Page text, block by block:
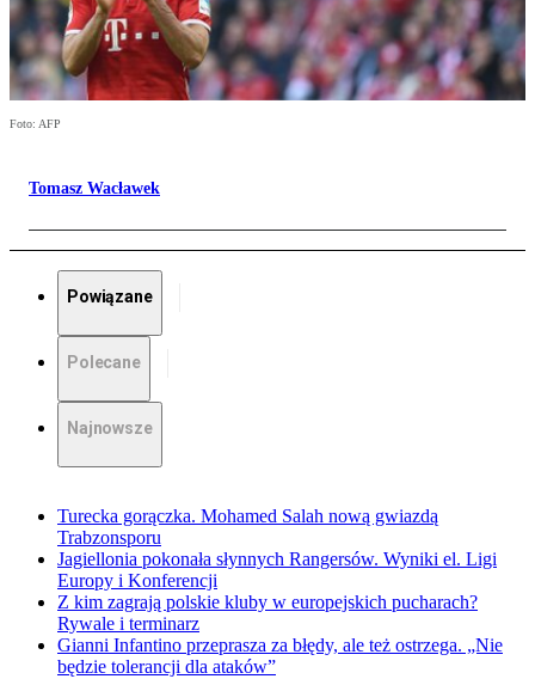
Foto: AFP
Tomasz Wacławek
Powiązane
Polecane
Najnowsze
Turecka gorączka. Mohamed Salah nową gwiazdą
Trabzonsporu
Jagiellonia pokonała słynnych Rangersów. Wyniki el. Ligi
Europy i Konferencji
Z kim zagrają polskie kluby w europejskich pucharach?
Rywale i terminarz
Gianni Infantino przeprasza za błędy, ale też ostrzega. „Nie
będzie tolerancji dla ataków”